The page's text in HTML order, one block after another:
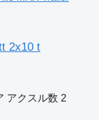
2x10 t
アクスル数 2